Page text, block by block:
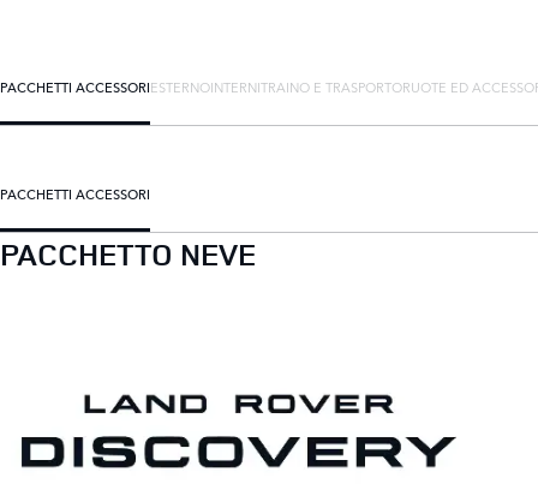
PACCHETTI ACCESSORIESTERNOINTERNITRAINO E TRASPORTORUOTE ED
PACCHETTI ACCESSORI
PACCHETTO NEVE